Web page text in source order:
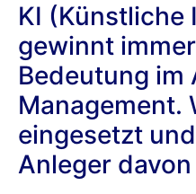
KI (Künstliche
gewinnt
Bedeutung im
Management.
eingesetzt
Anleger